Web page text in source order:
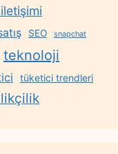
SEO snapchat
teknoloji
tüketici trendleri